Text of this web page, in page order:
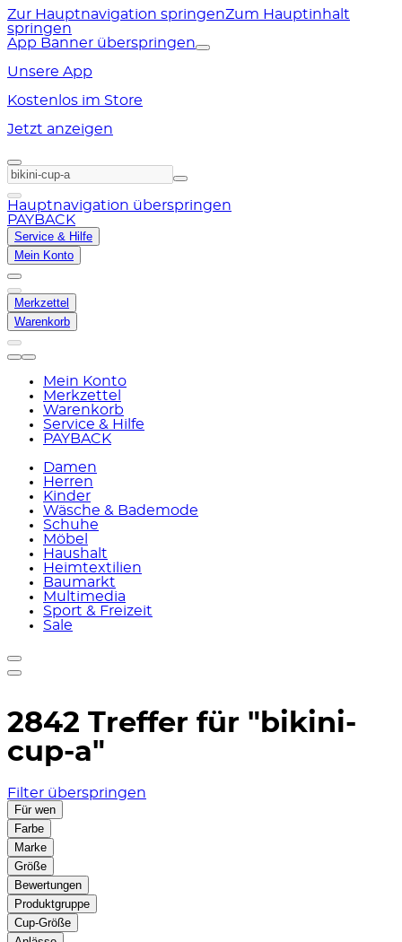
Zur Hauptnavigation springenZum Hauptinhalt
springen
App Banner überspringen
Unsere App
Kostenlos im Store
Jetzt anzeigen
Hauptnavigation überspringen
PAYBACK
Service & Hilfe
Mein Konto
Merkzettel
Warenkorb
Mein Konto
Merkzettel
Warenkorb
Service & Hilfe
PAYBACK
Damen
Herren
Kinder
Wäsche & Bademode
Schuhe
Möbel
Haushalt
Heimtextilien
Baumarkt
Multimedia
Sport & Freizeit
Sale
2842 Treffer für "bikini-
cup-a"
Filter überspringen
Für wen
Farbe
Marke
Größe
Bewertungen
Produktgruppe
Cup-Größe